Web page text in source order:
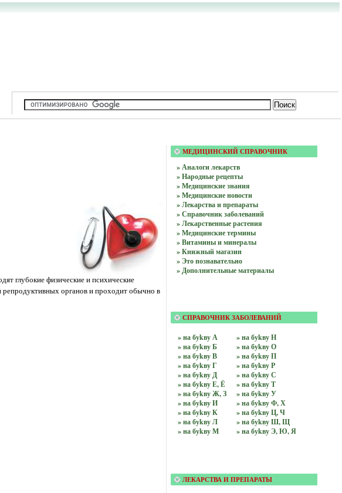
глубокие физические и психические
органов и проходит обычно в
МЕДИЦИНСКИЙ СПРАВОЧНИК
» Аналоги лекарств
» Народные рецепты
» Медицинские знания
» Медицинские новости
» Лекарства и препараты
» Справочник заболеваний
» Лекарственные растения
» Медицинские термины
» Витамины и минералы
» Книжный магазин
» Это познавательно
» Дополнительные материалы
СПРАВОЧНИК ЗАБОЛЕВАНИЙ
» на буkву А
» на буkву Б
» на буkву В
» на буkву Г
» на буkву Д
» на буkву Е, Ё
» на буkву Ж, З
» на буkву И
» на буkву К
» на буkву Л
» на буkву М
» на буkву Н
» на буkву О
» на буkву П
» на буkву Р
» на буkву С
» на буkву Т
» на буkву У
» на буkву Ф, Х
» на буkву Ц, Ч
» на буkву Ш, Щ
» на буkву Э, Ю, Я
ЛЕКАРСТВА И ПРЕПАРАТЫ